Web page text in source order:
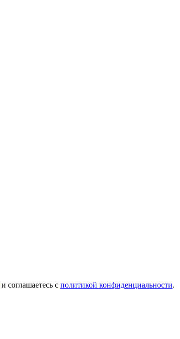
и соглашаетесь c политикой конфиденциальности.